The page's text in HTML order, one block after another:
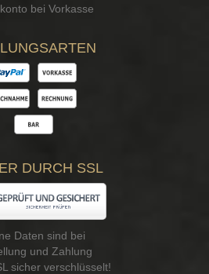
bei Vorkasse
DURCH SSL
Daten sind bei
und Zahlung
sicher verschlüsselt!